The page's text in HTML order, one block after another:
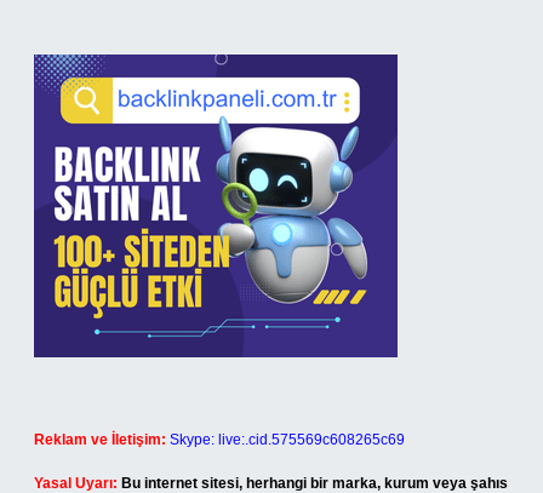
Reklam ve İletişim: Skype: live:.cid.575569c608265c69
Yasal Uyarı: Bu internet sitesi, herhangi bir marka, kurum veya şahıs